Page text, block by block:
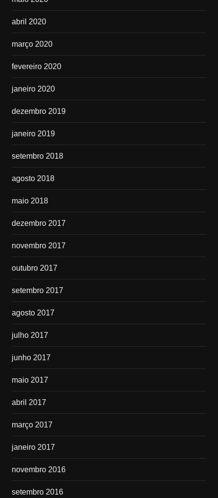
abril 2020
março 2020
fevereiro 2020
janeiro 2020
dezembro 2019
janeiro 2019
setembro 2018
agosto 2018
maio 2018
dezembro 2017
novembro 2017
outubro 2017
setembro 2017
agosto 2017
julho 2017
junho 2017
maio 2017
abril 2017
março 2017
janeiro 2017
novembro 2016
setembro 2016